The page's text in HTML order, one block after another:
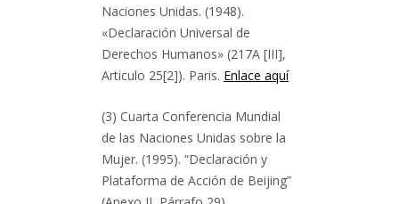
Naciones Unidas. (1948).
«Declaración Universal de
Derechos Humanos» (217A [III],
Articulo 25[2]). Paris. Enlace aquí
(3) Cuarta Conferencia Mundial
de las Naciones Unidas sobre la
Mujer. (1995). “Declaración y
Plataforma de Acción de Beijing”